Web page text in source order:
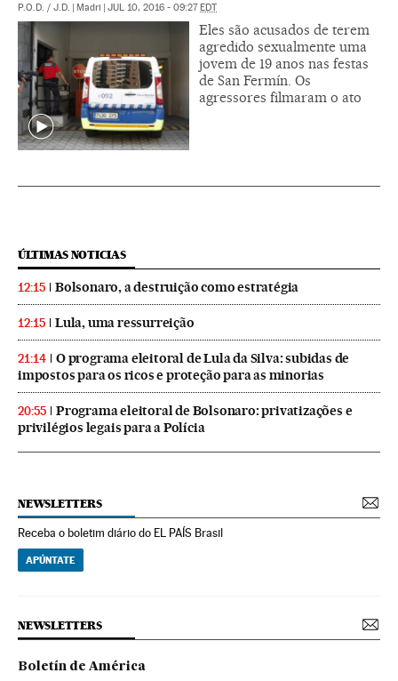
P.O.D. / J.D. | Madri | JUL 10, 2016 - 09:27EDT
Eles são acusados de terem
agredido sexualmente uma
jovem de 19 anos nas festas
de San Fermín. Os
agressores filmaram o ato
ÚLTIMAS NOTICIAS
12:15 Bolsonaro, a destruição como estratégia
12:15 Lula, uma ressurreição
21:14
O programa eleitoral de Lula da Silva: subidas de
impostos para os ricos e proteção para as minorias
20:55
Programa eleitoral de Bolsonaro: privatizações e
privilégios legais para a Polícia
NEWSLETTERS
Receba o boletim diário do EL PAÍS Brasil
APÚNTATE
NEWSLETTERS
Boletín de América